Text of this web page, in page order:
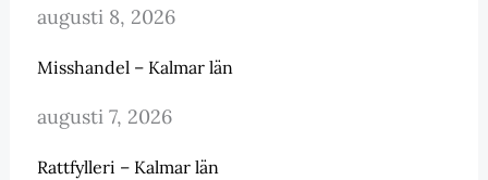
augusti 8, 2026
Misshandel – Kalmar län
augusti 7, 2026
Rattfylleri – Kalmar län